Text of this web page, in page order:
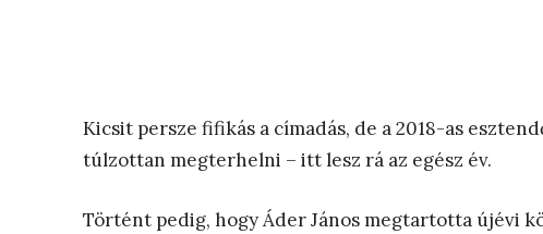
Kicsit persze fifikás a címadás, de a 2018-as
túlzottan megterhelni – itt lesz rá az egész év.
Történt pedig, hogy Áder János megtartotta újévi